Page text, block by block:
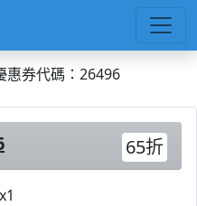
惠券代碼：26496
65折